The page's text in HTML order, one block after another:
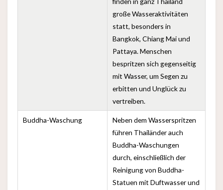
große Wasseraktivitäten
statt, besonders in
Bangkok, Chiang Mai und
Pattaya. Menschen
bespritzen sich gegenseitig
mit Wasser, um Segen zu
erbitten und Unglück zu
vertreiben.
Buddha-Waschung
Neben dem Wasserspritzen
führen Thailänder auch
Buddha-Waschungen
durch, einschließlich der
Reinigung von Buddha-
Statuen mit Duftwasser und